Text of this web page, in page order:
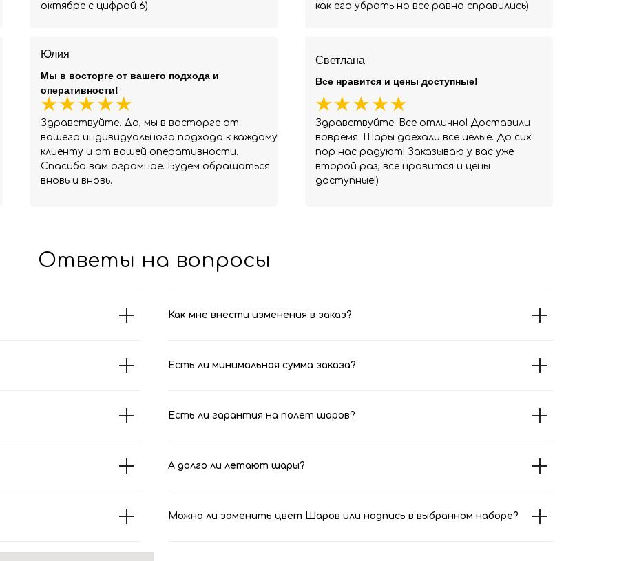
Юлия
Здравствуйте. Да, мы в восторге от
вашего индивидуального подхода к каждому
клиенту и от вашей оперативности.
Спасибо вам огромное. Будем обращаться
вновь и вновь.
Мы в восторге от вашего подхода и
оперативности!
Светлана
Здравствуйте. Все отлично! Доставили
вовремя. Шары доехали все целые. До сих
пор нас радуют! Заказываю у вас уже
второй раз, все нравится и цены
доступные!)
Все нравится и цены доступные!
октябре с цифрой 6)
как его убрать но все равно справились)
Ответы на вопросы
Как мне внести изменения в заказ?
Есть ли минимальная сумма заказа?
Есть ли гарантия на полет шаров?
А долго ли летают шары?
Можно ли заменить цвет Шаров или надпись в выбранном наборе?